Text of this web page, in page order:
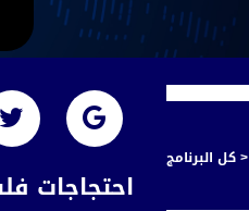
احتجاجات
< كل البرنامج